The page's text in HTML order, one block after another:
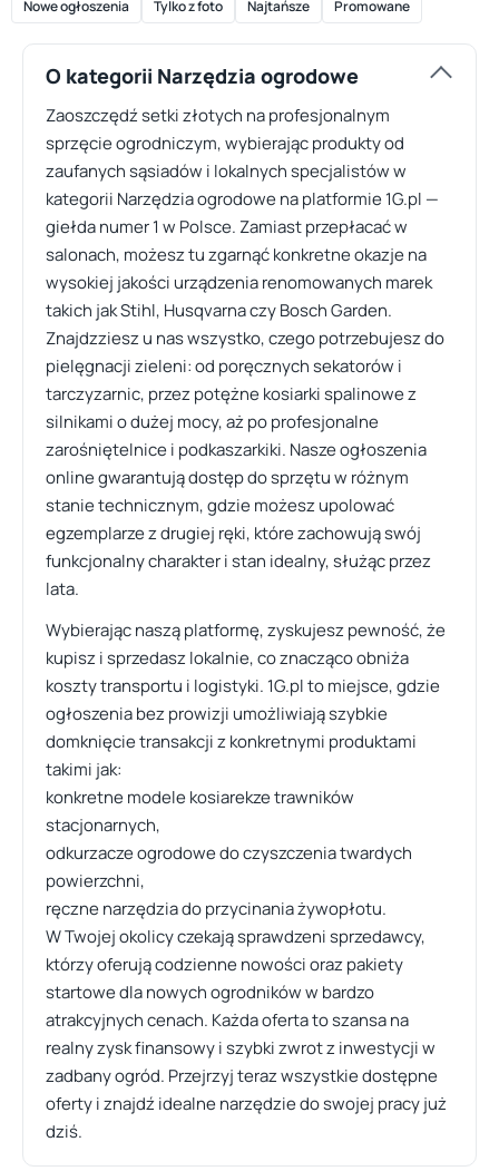
Nowe ogłoszenia Tylko z foto Najtańsze Promowane
O kategorii Narzędzia ogrodowe
Zaoszczędź setki złotych na profesjonalnym
sprzęcie ogrodniczym, wybierając produkty od
zaufanych sąsiadów i lokalnych specjalistów w
kategorii Narzędzia ogrodowe na platformie 1G.pl —
giełda numer 1 w Polsce. Zamiast przepłacać w
salonach, możesz tu zgarnąć konkretne okazje na
wysokiej jakości urządzenia renomowanych marek
takich jak Stihl, Husqvarna czy Bosch Garden.
Znajdzziesz u nas wszystko, czego potrzebujesz do
pielęgnacji zieleni: od poręcznych sekatorów i
tarczyzarnic, przez potężne kosiarki spalinowe z
silnikami o dużej mocy, aż po profesjonalne
zarośniętelnice i podkaszarkiki. Nasze ogłoszenia
online gwarantują dostęp do sprzętu w różnym
stanie technicznym, gdzie możesz upolować
egzemplarze z drugiej ręki, które zachowują swój
funkcjonalny charakter i stan idealny, służąc przez
lata.
Wybierając naszą platformę, zyskujesz pewność, że
kupisz i sprzedasz lokalnie, co znacząco obniża
koszty transportu i logistyki. 1G.pl to miejsce, gdzie
ogłoszenia bez prowizji umożliwiają szybkie
domknięcie transakcji z konkretnymi produktami
takimi jak:
konkretne modele kosiarekze trawników
stacjonarnych,
odkurzacze ogrodowe do czyszczenia twardych
powierzchni,
ręczne narzędzia do przycinania żywopłotu.
W Twojej okolicy czekają sprawdzeni sprzedawcy,
którzy oferują codzienne nowości oraz pakiety
startowe dla nowych ogrodników w bardzo
atrakcyjnych cenach. Każda oferta to szansa na
realny zysk finansowy i szybki zwrot z inwestycji w
zadbany ogród. Przejrzyj teraz wszystkie dostępne
oferty i znajdź idealne narzędzie do swojej pracy już
dziś.